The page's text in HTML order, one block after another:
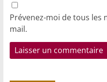
Prévenez-moi de tous les
mail.